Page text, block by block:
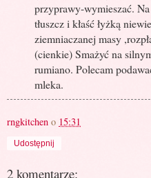
przyprawy-wymieszać.
tłuszcz i kłaść łyżką
ziemniaczanej masy
(cienkie) Smażyć na
rumiano. Polecam
mleka.
rngkitchen o 15:31
Udostępnij
2 komentarze: